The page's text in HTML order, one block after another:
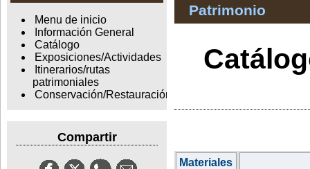
Menu de inicio
Información General
Catálogo
Exposiciones/Actividades
Itinerarios/rutas
patrimoniales
Conservación/Restauración
Compartir
Patrimonio
Materiales